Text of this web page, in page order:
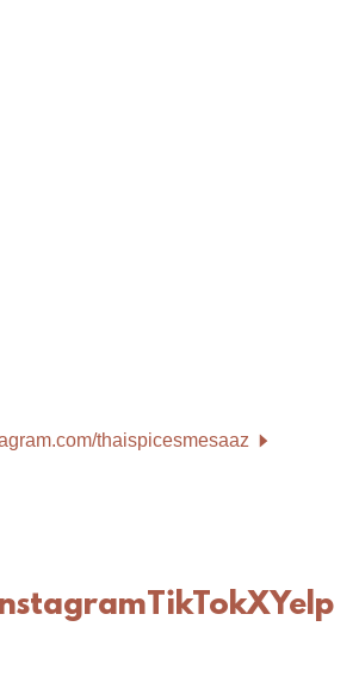
thaispicesmesaaz
TikTokXYelp